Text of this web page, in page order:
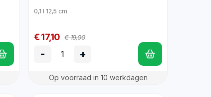
0,1 l 12,5 cm
€ 17,10 € 19,00
- +
Op voorraad in 10 werkdagen